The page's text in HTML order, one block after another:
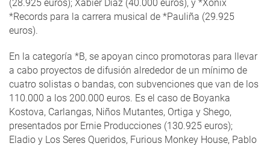
(28.925 euros); Xabier Díaz (40.000 euros), y *Xonix
*Records para la carrera musical de *Pauliña (29.925
euros).
En la categoría *B, se apoyan cinco promotoras para llevar
a cabo proyectos de difusión alrededor de un mínimo de
cuatro solistas o bandas, con subvenciones que van de los
110.000 a los 200.000 euros. Es el caso de Boyanka
Kostova, Carlangas, Niños Mutantes, Ortiga y Shego,
presentados por Ernie Producciones (130.925 euros);
Eladio y Los Seres Queridos, Furious Monkey House, Pablo